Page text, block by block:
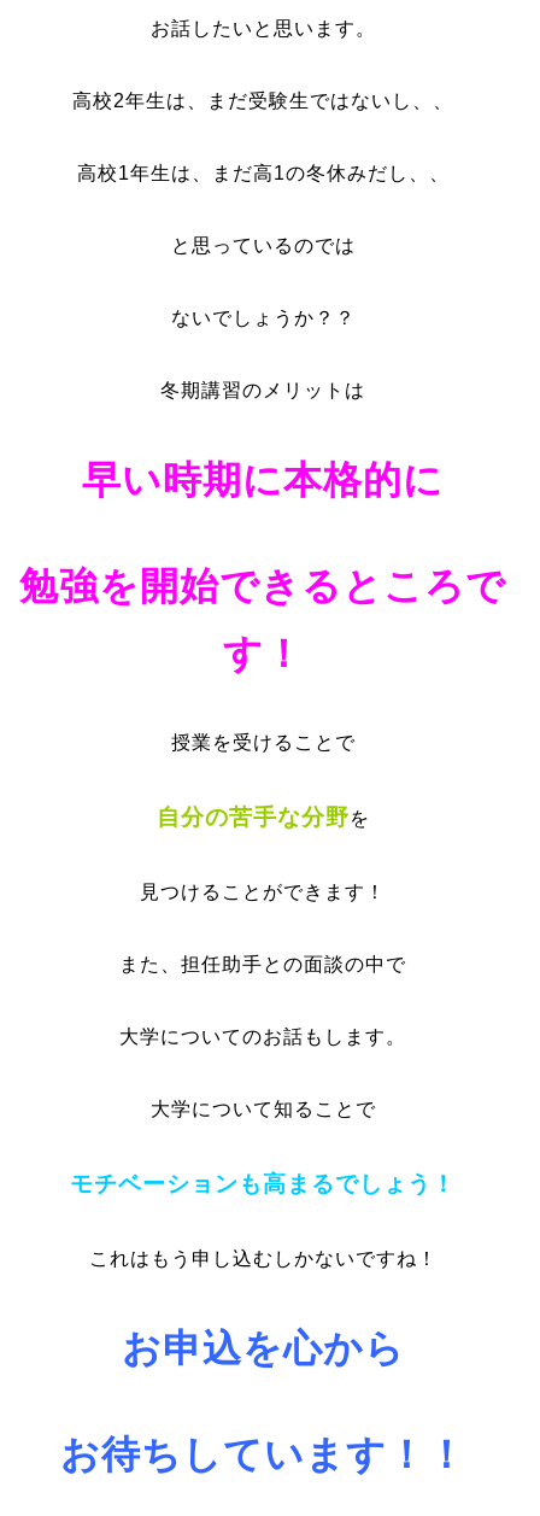
お話したいと思います。
高校2年生は、まだ受験生ではないし、、
高校1年生は、まだ高1の冬休みだし、、
と思っているのでは
ないでしょうか？？
冬期講習のメリットは
早い時期に本格的に
勉強を開始できるところで
す！
授業を受けることで
自分の苦手な分野を
見つけることができます！
また、担任助手との面談の中で
大学についてのお話もします。
大学について知ることで
モチベーションも高まるでしょう！
これはもう申し込むしかないですね！
お申込を心から
お待ちしています！！